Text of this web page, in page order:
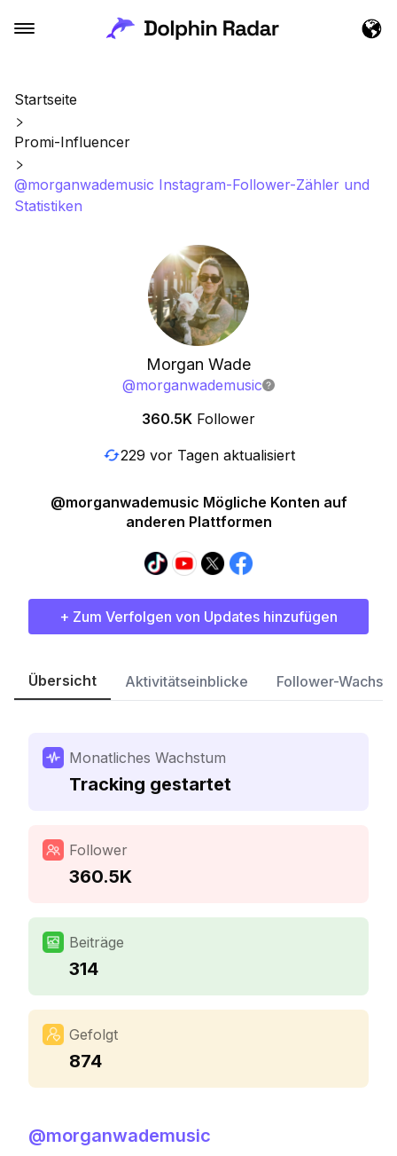
Startseite
Promi-Influencer
@morganwademusic Instagram-Follower-Zähler und
Statistiken
Morgan Wade
@morganwademusic
360.5K Follower
229 vor Tagen aktualisiert
@morganwademusic Mögliche Konten auf
anderen Plattformen
+ Zum Verfolgen von Updates hinzufügen
Übersicht Aktivitätseinblicke Follower-
Monatliches Wachstum
Tracking gestartet
Follower
360.5K
Beiträge
314
Gefolgt
874
@morganwademusic